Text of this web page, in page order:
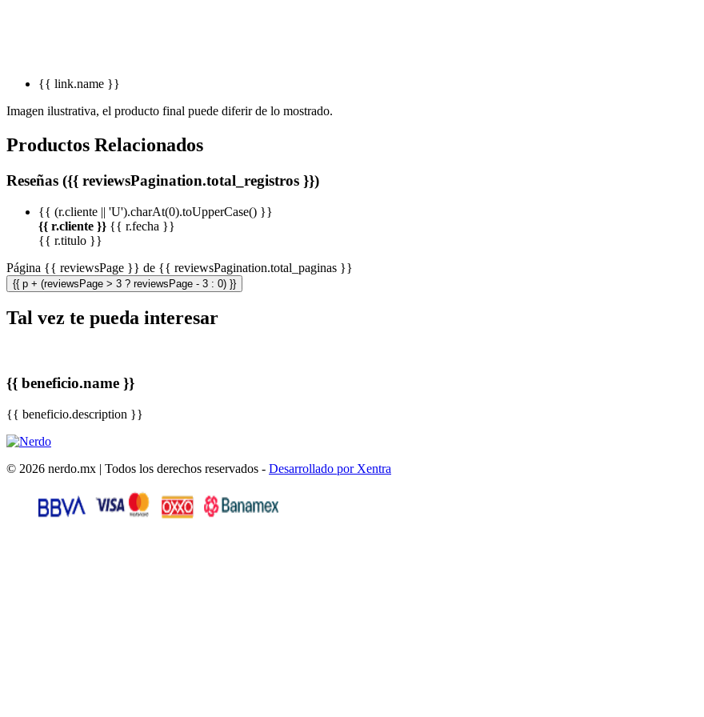
{{ link.name }}
Imagen ilustrativa, el producto final puede diferir de lo mostrado.
Productos Relacionados
Reseñas ({{ reviewsPagination.total_registros }})
{{ (r.cliente || 'U').charAt(0).toUpperCase() }}
{{ r.cliente }} {{ r.fecha }}
{{ r.titulo }}
Página {{ reviewsPage }} de {{ reviewsPagination.total_paginas }}
{{ p + (reviewsPage > 3 ? reviewsPage - 3 : 0) }}
Tal vez te pueda interesar
{{ beneficio.name }}
{{ beneficio.description }}
© 2026 nerdo.mx | Todos los derechos reservados - Desarrollado por Xentra